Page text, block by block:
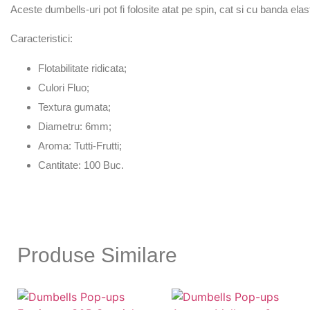
Aceste dumbells-uri pot fi folosite atat pe spin, cat si cu banda
Caracteristici:
Flotabilitate ridicata;
Culori Fluo;
Textura gumata;
Diametru: 6mm;
Aroma: Tutti-Frutti;
Cantitate: 100 Buc.
Produse Similare